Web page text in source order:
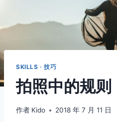
SKILLS · 技巧
拍照中的规则
作者 Kido 2018 年 7 月 11 日